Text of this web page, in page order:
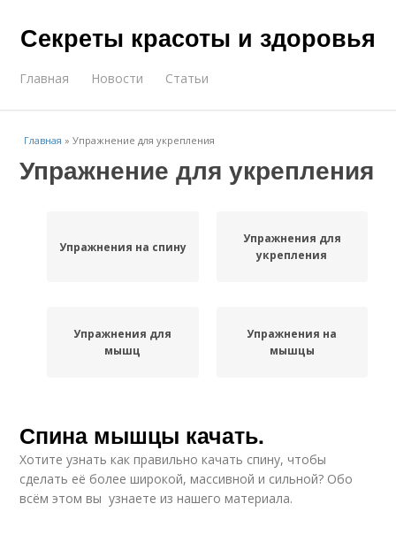
Секреты красоты и здоровья
Главная Новости Статьи
Главная »Упражнение для укрепления
Упражнение для укрепления
Упражнения на спину
Упражнения для
укрепления
Упражнения для
мышц
Упражнения на
мышцы
Спина мышцы качать.
Хотите узнать как правильно качать спину, чтобы
сделать её более широкой, массивной и сильной? Обо
всём этом вы узнаете из нашего материала.